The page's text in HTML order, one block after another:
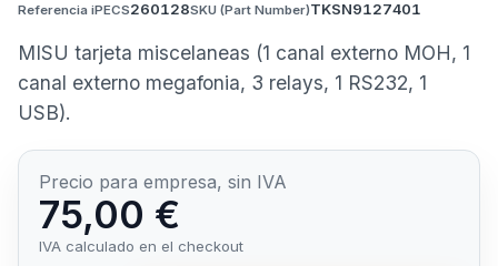
Referencia iPECS260128SKU (Part Number)TKSN9127401
MISU tarjeta miscelaneas (1 canal externo MOH, 1
canal externo megafonia, 3 relays, 1 RS232, 1
USB).
Precio para empresa, sin IVA
75,00 €
IVA calculado en el checkout